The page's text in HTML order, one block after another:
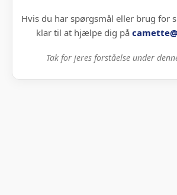
Hvis du har spørgsmål eller brug for
klar til at hjælpe dig på
Tak for jeres forståelse under